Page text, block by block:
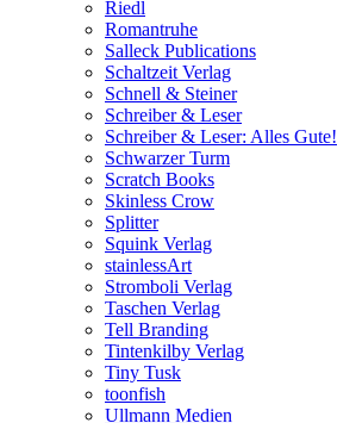
Riedl
Romantruhe
Salleck Publications
Schaltzeit Verlag
Schnell & Steiner
Schreiber & Leser
Schreiber & Leser: Alles Gute!
Schwarzer Turm
Scratch Books
Skinless Crow
Splitter
Squink Verlag
stainlessArt
Stromboli Verlag
Taschen Verlag
Tell Branding
Tintenkilby Verlag
Tiny Tusk
toonfish
Ullmann Medien